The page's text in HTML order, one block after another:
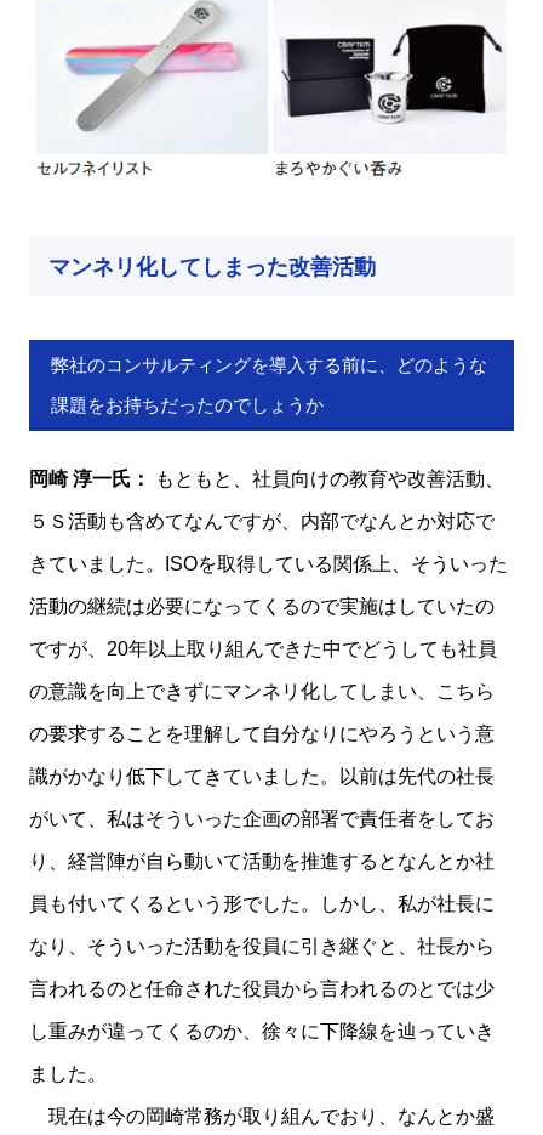
マンネリ化してしまった改善活動
弊社のコンサルティングを導入する前に、どのような
課題をお持ちだったのでしょうか
岡崎 淳一氏： もともと、社員向けの教育や改善活動、
５Ｓ活動も含めてなんですが、内部でなんとか対応で
きていました。ISOを取得している関係上、そういった
活動の継続は必要になってくるので実施はしていたの
ですが、20年以上取り組んできた中でどうしても社員
の意識を向上できずにマンネリ化してしまい、こちら
の要求することを理解して自分なりにやろうという意
識がかなり低下してきていました。以前は先代の社長
がいて、私はそういった企画の部署で責任者をしてお
り、経営陣が自ら動いて活動を推進するとなんとか社
員も付いてくるという形でした。しかし、私が社長に
なり、そういった活動を役員に引き継ぐと、社長から
言われるのと任命された役員から言われるのとでは少
し重みが違ってくるのか、徐々に下降線を辿っていき
ました。
現在は今の岡崎常務が取り組んでおり、なんとか盛